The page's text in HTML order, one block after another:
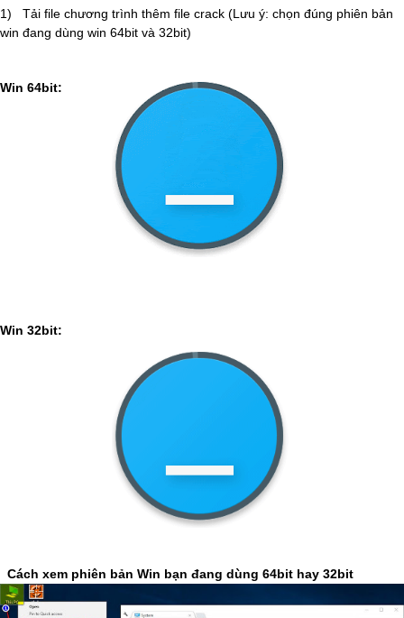
1) Tải file chương trình thêm file crack (Lưu ý: chọn đúng phiên bản
win đang dùng win 64bit và 32bit)
Win 64bit:
Win 32bit:
Cách xem phiên bản Win bạn đang dùng 64bit hay 32bit